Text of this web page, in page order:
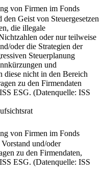
von Firmen im Fonds
Geist von Steuergesetzen
die illegale
oder nur teilweise
oder die Strategien der
Steuerplanung
und
diese nicht in den Bereich
zu den Firmendaten
ESG. (Datenquelle: ISS
von Firmen im Fonds
und/oder
zu den Firmendaten,
ESG. (Datenquelle: ISS